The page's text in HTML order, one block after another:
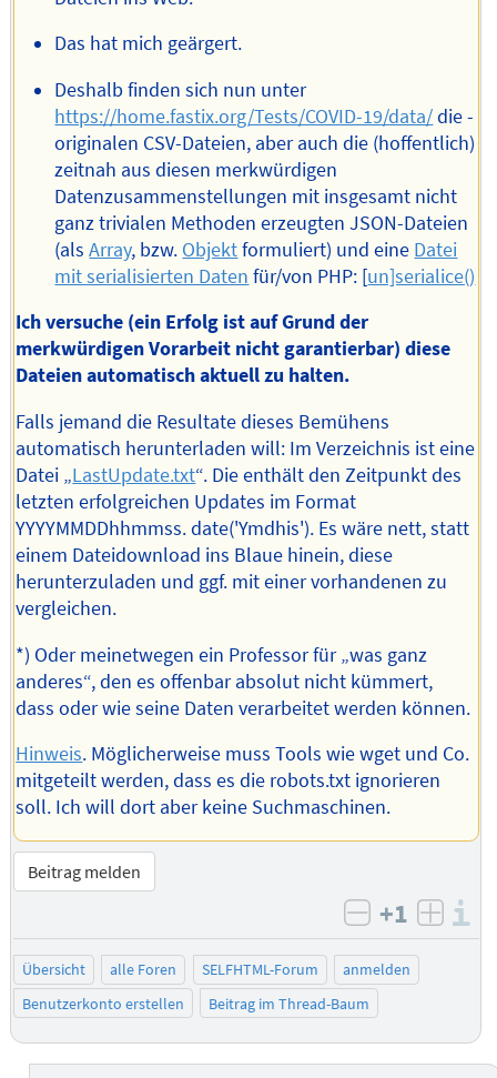
Das hat mich geärgert.
Deshalb finden sich nun unter
https://home.fastix.org/Tests/COVID-19/data/die -
originalen CSV-Dateien, aber auch die (hoffentlich)
zeitnah aus diesen merkwürdigen
Datenzusammenstellungen mit insgesamt nicht
ganz trivialen Methoden erzeugten JSON-Dateien
(alsArray, bzw. Objektformuliert) und eine Datei
mit serialisierten Daten für/von PHP: [un]serialice()
Ich versuche (ein Erfolg ist auf Grund der
merkwürdigen Vorarbeit nicht garantierbar) diese
Dateien automatisch aktuell zu halten.
Falls jemand die Resultate dieses Bemühens
automatisch herunterladen will: Im Verzeichnis ist eine
Datei „LastUpdate.txt“. Die enthält den Zeitpunkt des
letzten erfolgreichen Updates im Format
YYYYMMDDhhmmss. date('Ymdhis'). Es wäre nett, statt
einem Dateidownload ins Blaue hinein, diese
herunterzuladen und ggf. mit einer vorhandenen zu
vergleichen.
*) Oder meinetwegen ein Professor für „was ganz
anderes“, den es offenbar absolut nicht kümmert,
dass oder wie seine Daten verarbeitet werden können.
Hinweis. Möglicherweise muss Tools wie wget und Co.
mitgeteilt werden, dass es die robots.txt ignorieren
soll. Ich will dort aber keine Suchmaschinen.
Beitrag melden
negativ
+1
Übersicht alle Foren SELFHTML-Forum
anmelden
Benutzerkonto erstellen
Beitrag im Thread-Baum